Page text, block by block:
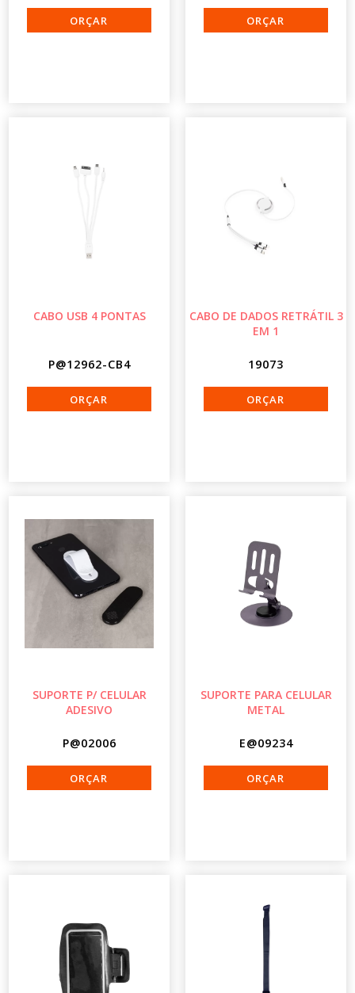
CABO USB 4 PONTAS
P@12962-CB4
CABO DE DADOS RETRÁTIL 3
EM 1
19073
SUPORTE P/ CELULAR
ADESIVO
P@02006
SUPORTE PARA CELULAR
METAL
E@09234